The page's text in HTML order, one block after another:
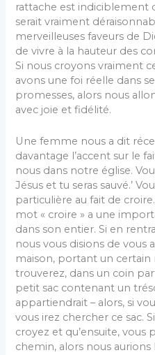
rattache est indiciblement
serait vraiment
merveilleuses faveurs de
de vivre à la hauteur des
Si nous croyons vraiment
avons une foi réelle dans
promesses, alors nous
avec joie et fidélité.
Une femme nous a dit
davantage l’accent sur le
nous dans notre église.
Jésus et tu seras sauvé.’
particulière au fait de
mot « croire » a une
dans son entier. Si en
nous vous disions de vous
maison, portant un certain
trouverez, dans un coin
petit sac contenant un
appartiendrait – alors, si
vous irez chercher ce sac.
croyez et qu’ensuite, vous
chemin, alors nous aurions